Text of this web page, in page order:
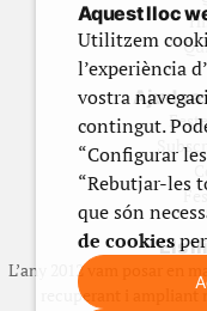
Ajuda
Els
L’any 2012 vam posar en
recuperant i ampliant
Aquest lloc
Utilitzem
l’experiència
vostra
contingut.
“Configurar
“Rebutjar-les
que són
de cookies